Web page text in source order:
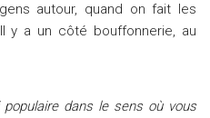
autour, quand on fait les
Il y a un côté bouffonnerie, au
dans le sens où vous